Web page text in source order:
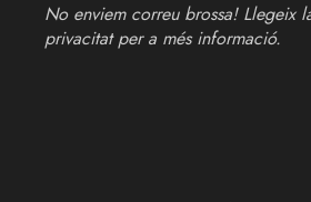
No enviem correu brossa! Llegeix
privacitatper a més informació.